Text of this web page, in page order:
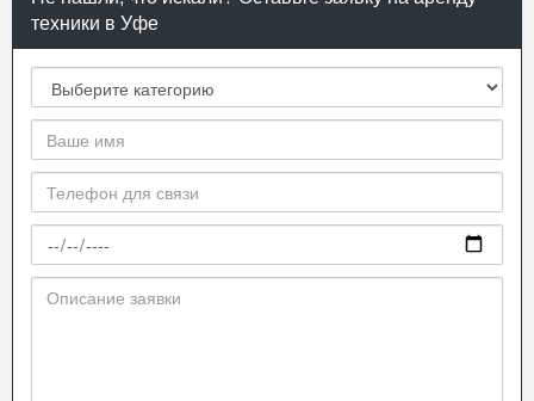
техники в Уфе